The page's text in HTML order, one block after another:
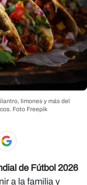
limones y más del
Foto Freepik
de Fútbol 2026
a la familia y